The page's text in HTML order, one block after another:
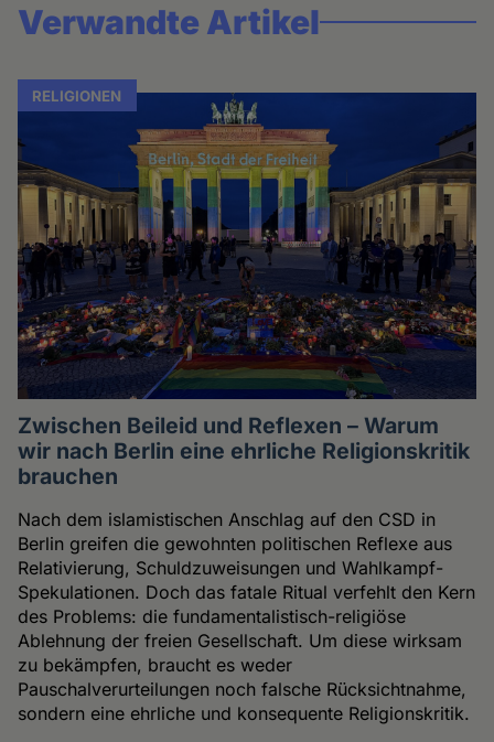
Verwandte Artikel
RELIGIONEN
Zwischen Beileid und Reflexen – Warum
wir nach Berlin eine ehrliche Religionskritik
brauchen
Nach dem islamistischen Anschlag auf den CSD in
Berlin greifen die gewohnten politischen Reflexe aus
Relativierung, Schuldzuweisungen und Wahlkampf-
Spekulationen. Doch das fatale Ritual verfehlt den Kern
des Problems: die fundamentalistisch-religiöse
Ablehnung der freien Gesellschaft. Um diese wirksam
zu bekämpfen, braucht es weder
Pauschalverurteilungen noch falsche Rücksichtnahme,
sondern eine ehrliche und konsequente Religionskritik.